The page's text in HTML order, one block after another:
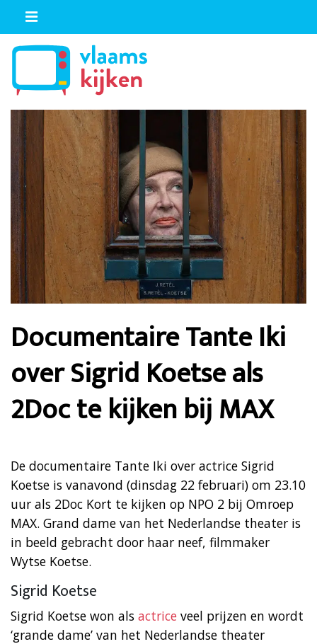
Documentaire Tante Iki
over Sigrid Koetse als
2Doc te kijken bij MAX
De documentaire Tante Iki over actrice Sigrid
Koetse is vanavond (dinsdag 22 februari) om 23.10
uur als 2Doc Kort te kijken op NPO 2 bij Omroep
MAX. Grand dame van het Nederlandse theater is
in beeld gebracht door haar neef, filmmaker
Wytse Koetse.
Sigrid Koetse
Sigrid Koetse won als actrice veel prijzen en wordt
‘grande dame’ van het Nederlandse theater